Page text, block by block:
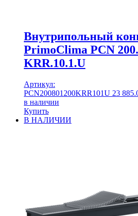
Внутрипольный
PrimoClima PCN
KRR.10.1.U
Артикул:
PCN200801200KRR101U 23
в наличии
Купить
В НАЛИЧИИ